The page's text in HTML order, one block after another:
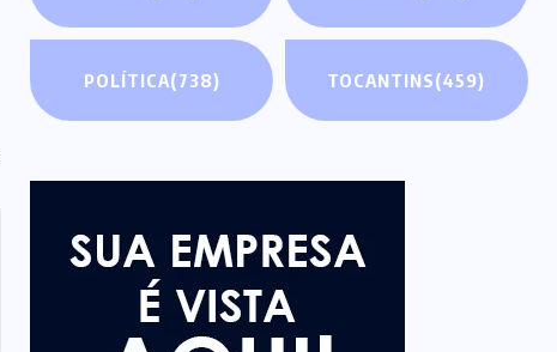
POLÍTICA(738) TOCANTINS(459)